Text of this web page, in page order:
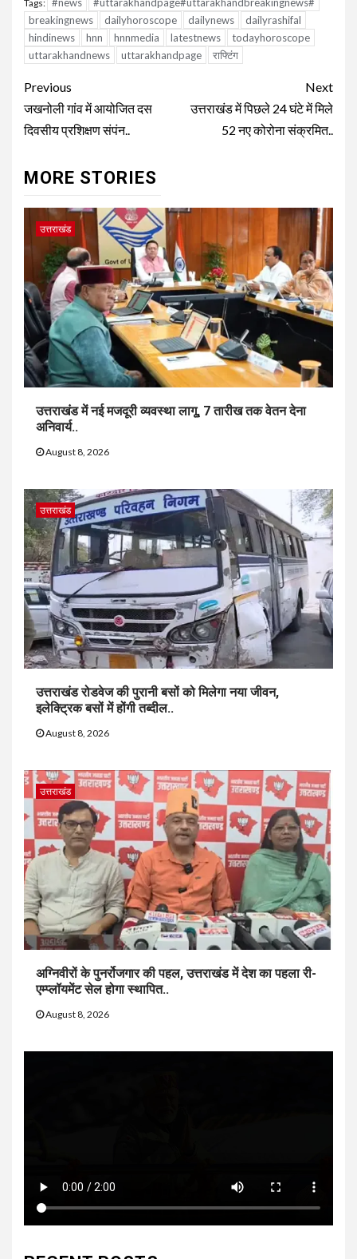
Tags:
breakingnews
dailyhoroscope dailynews
dailyrashifal
hindinews
hnn hnnmedia latestnews
todayhoroscope
uttarakhandnews
uttarakhandpage राफ्टिंग
Continue
Reading
Previous
जखनोली गांव में आयोजित दस
दिवसीय प्रशिक्षण संपंन..
Next
उत्तराखंड में पिछले 24 घंटे में मिले
52 नए कोरोना संक्रमित..
MORE STORIES
उत्तराखंड
उत्तराखंड में नई मजदूरी व्यवस्था लागू, 7 तारीख तक वेतन देना
अनिवार्य..
August 8, 2026
उत्तराखंड
उत्तराखंड रोडवेज की पुरानी बसों को मिलेगा नया जीवन,
इलेक्ट्रिक बसों में होंगी तब्दील..
August 8, 2026
उत्तराखंड
अग्निवीरों के पुनर्रोजगार की पहल, उत्तराखंड में देश का पहला री-
एम्प्लॉयमेंट सेल होगा स्थापित..
August 8, 2026